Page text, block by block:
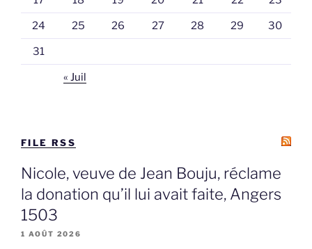
24 25 26 27 28 29 30
31
« Juil
FILE RSS
Nicole, veuve de Jean Bouju, réclame
la donation qu’il lui avait faite, Angers
1503
1 AOÛT 2026